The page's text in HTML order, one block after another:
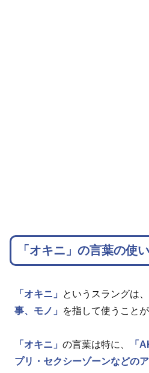
「オキニ」の言葉の使
「オキニ」 というスラングは、
事、モノ」
を指して使うことが
「オキニ」 の言葉は特に、
「
プリ・セクシーゾーンなどの